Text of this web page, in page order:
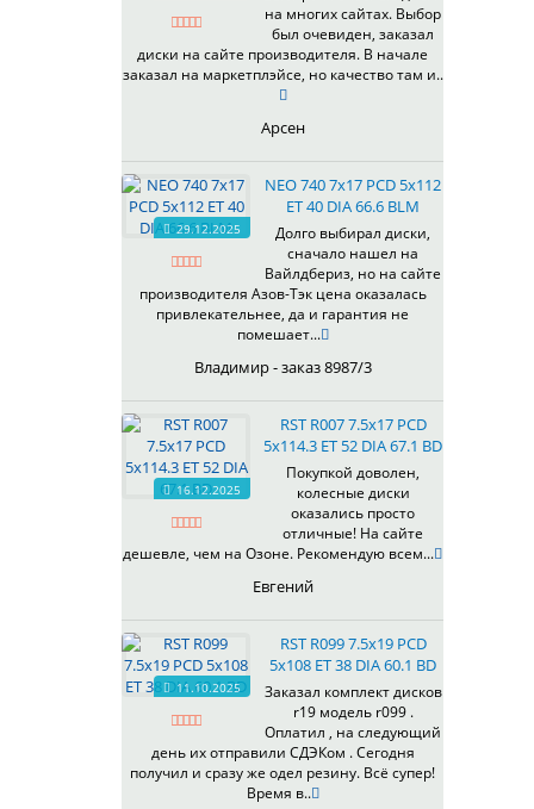
337
401
408
410
411
414
417
423
426
428
429
430
433
438
503
505
508
511
67,1
70,1
72,6
73,1
74,1
75.1
78.1
98
98,1
MG
MGM
OrD
SL
W
WB
WD
на многих сайтах. Выбор
был очевиден, заказал
диски на сайте производителя. В начале
заказал на маркетплэйсе, но качество там и..
Арсен
29.12.2025
NEO 740 7x17 PCD 5x112
ET 40 DIA 66.6 BLM
Долго выбирал диски,
сначало нашел на
Вайлдбериз, но на сайте
производителя Азов-Тэк цена оказалась
привлекательнее, да и гарантия не
помешает...
Владимир - заказ 8987/3
16.12.2025
RST R007 7.5x17 PCD
5x114.3 ET 52 DIA 67.1 BD
Покупкой доволен,
колесные диски
оказались просто
отличные! На сайте
дешевле, чем на Озоне. Рекомендую всем...
Евгений
11.10.2025
RST R099 7.5x19 PCD
5x108 ET 38 DIA 60.1 BD
Заказал комплект дисков
r19 модель r099 .
Оплатил , на следующий
день их отправили СДЭКом . Сегодня
получил и сразу же одел резину. Всё супер!
Время в..